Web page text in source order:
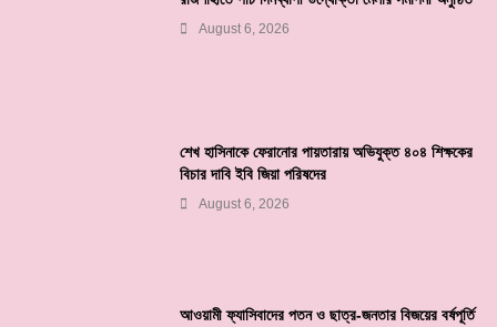
August 6, 2026
শেখ হাসিনাকে ফেরানোর পায়তারায় অভিযুক্ত ৪০৪ শিক্ষকের
বিচার দাবি ইবি জিয়া পরিষদের
August 6, 2026
আওয়ামী ফ্যাসিবাদের পতন ও ছাত্র-জনতার বিজয়ের বর্ষপূর্তি